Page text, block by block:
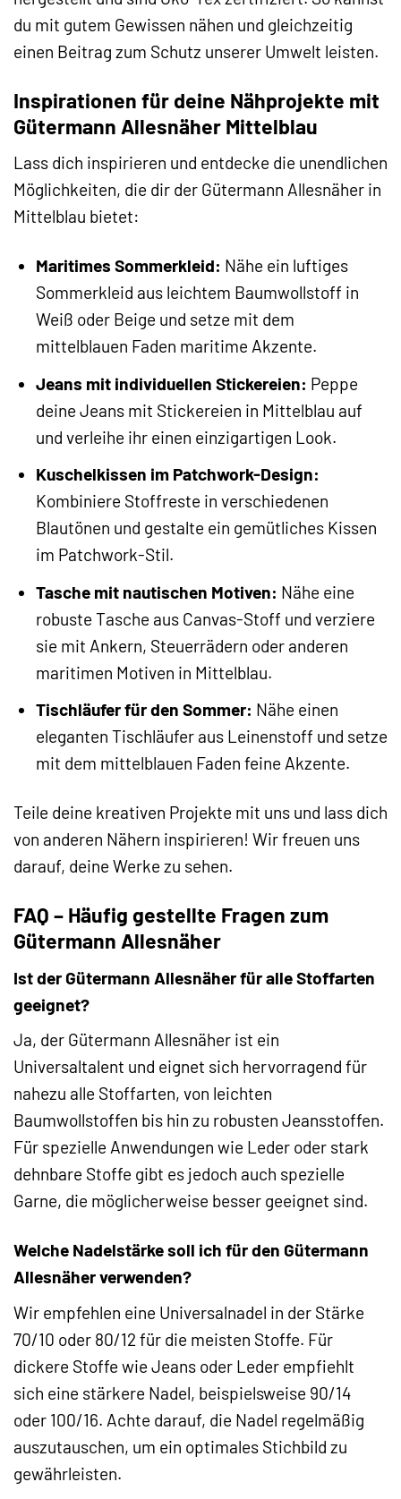
du mit gutem Gewissen nähen und gleichzeitig
einen Beitrag zum Schutz unserer Umwelt leisten.
Inspirationen für deine Nähprojekte mit
Gütermann Allesnäher Mittelblau
Lass dich inspirieren und entdecke die unendlichen
Möglichkeiten, die dir der Gütermann Allesnäher in
Mittelblau bietet:
Maritimes Sommerkleid: Nähe ein luftiges
Sommerkleid aus leichtem Baumwollstoff in
Weiß oder Beige und setze mit dem
mittelblauen Faden maritime Akzente.
Jeans mit individuellen Stickereien: Peppe
deine Jeans mit Stickereien in Mittelblau auf
und verleihe ihr einen einzigartigen Look.
Kuschelkissen im Patchwork-Design:
Kombiniere Stoffreste in verschiedenen
Blautönen und gestalte ein gemütliches Kissen
im Patchwork-Stil.
Tasche mit nautischen Motiven: Nähe eine
robuste Tasche aus Canvas-Stoff und verziere
sie mit Ankern, Steuerrädern oder anderen
maritimen Motiven in Mittelblau.
Tischläufer für den Sommer: Nähe einen
eleganten Tischläufer aus Leinenstoff und setze
mit dem mittelblauen Faden feine Akzente.
Teile deine kreativen Projekte mit uns und lass dich
von anderen Nähern inspirieren! Wir freuen uns
darauf, deine Werke zu sehen.
FAQ – Häufig gestellte Fragen zum
Gütermann Allesnäher
Ist der Gütermann Allesnäher für alle Stoffarten
geeignet?
Ja, der Gütermann Allesnäher ist ein
Universaltalent und eignet sich hervorragend für
nahezu alle Stoffarten, von leichten
Baumwollstoffen bis hin zu robusten Jeansstoffen.
Für spezielle Anwendungen wie Leder oder stark
dehnbare Stoffe gibt es jedoch auch spezielle
Garne, die möglicherweise besser geeignet sind.
Welche Nadelstärke soll ich für den Gütermann
Allesnäher verwenden?
Wir empfehlen eine Universalnadel in der Stärke
70/10 oder 80/12 für die meisten Stoffe. Für
dickere Stoffe wie Jeans oder Leder empfiehlt
sich eine stärkere Nadel, beispielsweise 90/14
oder 100/16. Achte darauf, die Nadel regelmäßig
auszutauschen, um ein optimales Stichbild zu
gewährleisten.